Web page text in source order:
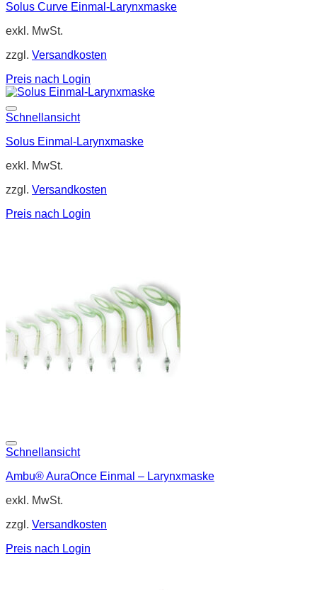
Solus Curve Einmal-Larynxmaske
exkl. MwSt.
zzgl. Versandkosten
Preis nach Login
Schnellansicht
Solus Einmal-Larynxmaske
exkl. MwSt.
zzgl. Versandkosten
Preis nach Login
Schnellansicht
Ambu® AuraOnce Einmal – Larynxmaske
exkl. MwSt.
zzgl. Versandkosten
Preis nach Login